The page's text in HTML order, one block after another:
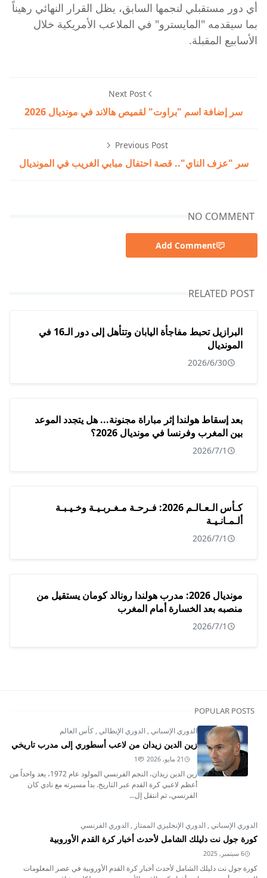
أي دور مستقبلي لنجمها السابق، يظل القرار النهائي رهيناً
بما سيقدمه "المايسترو" في الملاعب الأمريكية خلال
الأسابيع المقبلة.
Next Post
سر إضافة اسم "براوت" لقميص هالاند في مونديال 2026
Previous Post
سر "عزف الناي".. قصة احتفال مبابي الغريب في المونديال
NO COMMENT
Add Comment
RELATED POST
البرازيل تحبط مفاجأة اليابان وتتأهل إلى دور الـ16 في
المونديال
2026/6/30
بعد إسقاط هولندا إثر مباراة مجنونة... هل يتجدد الموعد
بين المغرب وفرنسا في مونديال 2026؟
2026/7/1
كـأس الـعـالـم 2026: فـرحـة مـغـربـيـة وخـيـبـة
ألـمـانـيـة
2026/7/1
مونديال 2026: مدرب هولندا رونالد كومان يستقيل من
منصبه بعد الخسارة أمام المغرب
2026/7/1
POPULAR POSTS
الدوري الإسباني, الدوري الإيطالي, كأس العالم
زين الدين زيدان من لاعب أسطوري إلى مدرب تاريخي
21 مايو, 2026 1
زين الدين زيدان، النجم الفرنسي المولود عام 1972، يعد واحداً من
أعظم لاعبي كرة القدم عبر التاريخ. بدأ مسيرته مع نادي كان
الفرنسي، ثم انتقل إل...
الدوري الإسباني, الدوري الإنجليزي الممتاز , الدوري الفرنسي
كورة جول نت دليلك الشامل لأحدث أخبار كرة القدم الأوروبية
6 سبتمبر, 2025
كورة جول نت دليلك الشامل لأحدث أخبار كرة القدم الأوروبية في عصر المعلومات